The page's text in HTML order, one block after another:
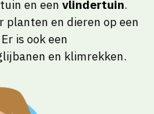
en een vlindertuin.
planten en dieren op een
is ook een
en klimrekken.